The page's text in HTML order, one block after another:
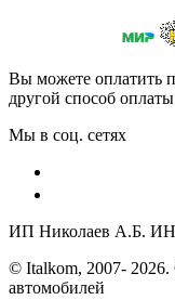
Вы можете оплатить
другой способ оплаты
Мы в соц. сетях
ИП Николаев А.Б.
© Italkom, 2007- 2026.
автомобилей